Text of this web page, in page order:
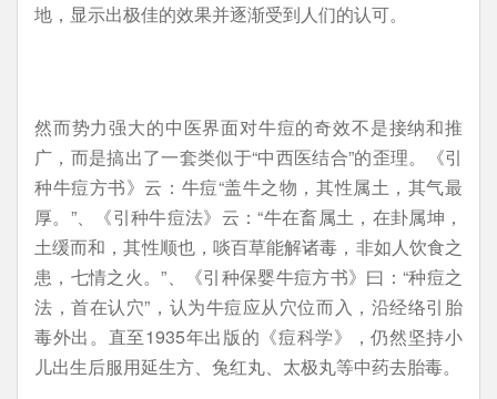
地，显示出极佳的效果并逐渐受到人们的认可。
然而势力强大的中医界面对牛痘的奇效不是接纳和推
广，而是搞出了一套类似于“中西医结合”的歪理。《引
种牛痘方书》云：牛痘“盖牛之物，其性属土，其气最
厚。”、《引种牛痘法》云：“牛在畜属土，在卦属坤，
土缓而和，其性顺也，啖百草能解诸毒，非如人饮食之
患，七情之火。”、《引种保婴牛痘方书》曰：“种痘之
法，首在认穴”，认为牛痘应从穴位而入，沿经络引胎
毒外出。直至1935年出版的《痘科学》，仍然坚持小
儿出生后服用延生方、兔红丸、太极丸等中药去胎毒。